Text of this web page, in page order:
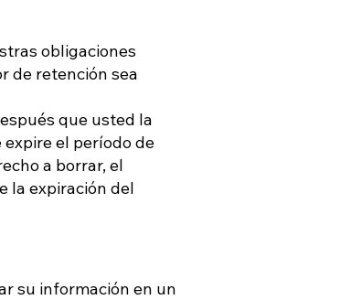
obligaciones
de retención sea
que usted la
el período de
a borrar, el
la expiración del
su información en un